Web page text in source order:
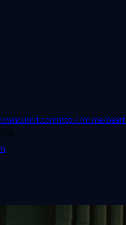
http://m.me/
ด้ที่